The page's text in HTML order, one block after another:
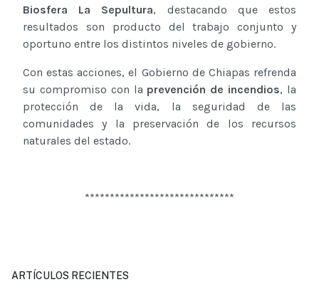
Biosfera La Sepultura, destacando que estos
resultados son producto del trabajo conjunto y
oportuno entre los distintos niveles de gobierno.
Con estas acciones, el Gobierno de Chiapas refrenda
su compromiso con la prevención de incendios, la
protección de la vida, la seguridad de las
comunidades y la preservación de los recursos
naturales del estado.
******************************
ARTÍCULOS RECIENTES